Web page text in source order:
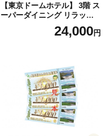
【東京ドームホテル】 3階 ス
ーパーダイニング リラッサ
ランチブッフェ お食事券 大
人1名様分 関東 東京 ご利用
24,000円